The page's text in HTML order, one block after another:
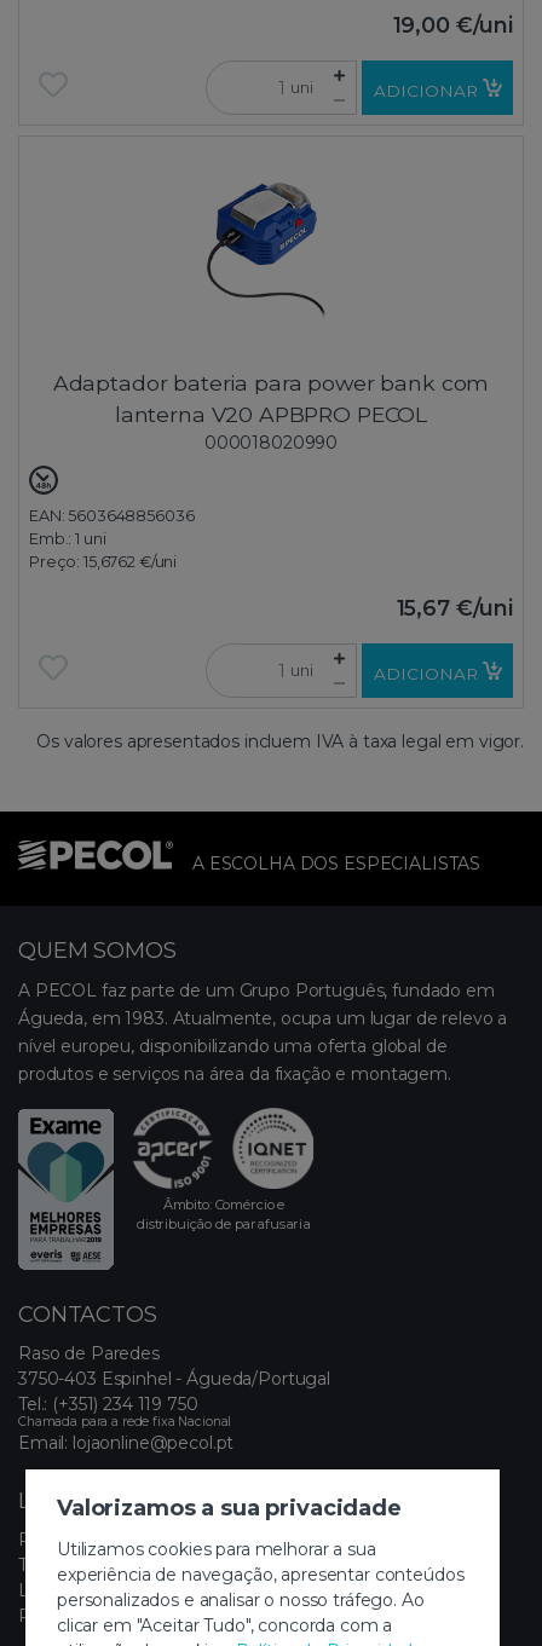
Valorizamos a sua privacidade
Utilizamos cookies para melhorar a sua
experiência de navegação, apresentar conteúdos
personalizados e analisar o nosso tráfego. Ao
clicar em "Aceitar Tudo", concorda com a
19,00 €/uni
uni ADICIONAR
Adaptador bateria para power bank com
lanterna V20 APBPRO PECOL
000018020990
EAN: 5603648856036
Emb.:1 uni
Preço: 15,6762 €/uni
15,67 €/uni
uni ADICIONAR
Os valores apresentados incluem IVA à taxa legal em vigor.
A ESCOLHA DOS ESPECIALISTAS
QUEM SOMOS
A PECOL faz parte de um Grupo Português, fundado em
Águeda, em 1983. Atualmente, ocupa um lugar de relevo a
nível europeu, disponibilizando uma oferta global de
produtos e serviços na área da fixação e montagem.
Âmbito: Comércio e
distribuição de parafusaria
CONTACTOS
Raso de Paredes
3750-403 Espinhel - Águeda/Portugal
Tel.: (+351) 234 119 750
Chamada para a rede fixa Nacional
Email: lojaonline@pecol.pt
LINKS ÚTEIS
Política de Privacidade
Termos e Condições
Livro de Reclamações Eletrónico
Painel de Cookies